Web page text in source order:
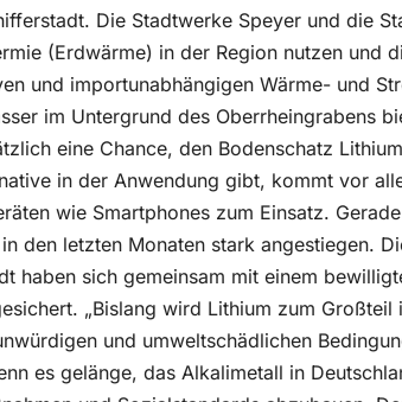
Die Stadtwerke Speyer und die
(Erdwärme) in der Region nutzen und
und importunabhängigen Wärme- und
im Untergrund des Oberrheingrabens
eine Chance, den Bodenschatz
in der Anwendung gibt, kommt vor
wie Smartphones zum Einsatz.
den letzten Monaten stark angestiegen.
haben sich gemeinsam mit einem
„Bislang wird Lithium zum
und umweltschädlichen
es gelänge, das Alkalimetall in